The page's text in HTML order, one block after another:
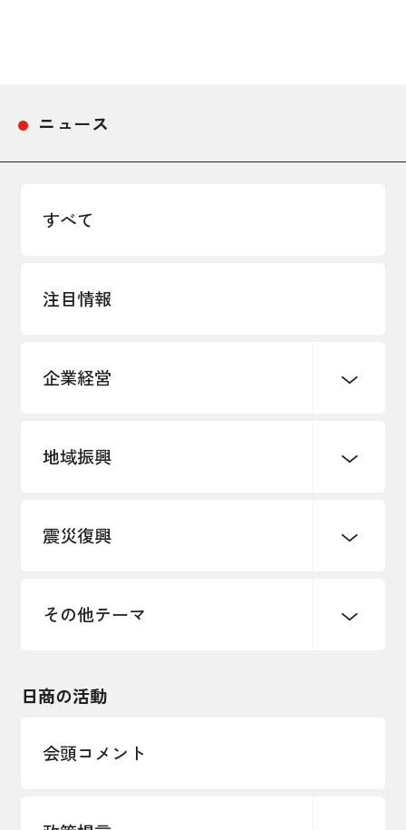
ニュース
すべて
注目情報
企業経営
創業
事業承継・引継ぎ支援
雇用・労働・人材確保
地域振興
まちづくり
震災復興
令和６年能登半島地震関連
その他テーマ
インボイス制度
日商の活動
会頭コメント